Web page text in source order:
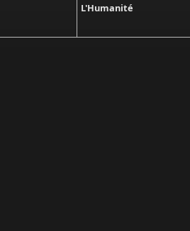
L'Humanité